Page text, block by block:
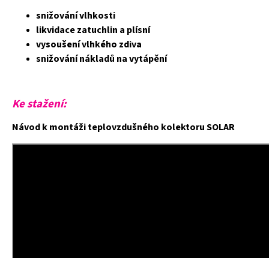
snižování vlhkosti
likvidace zatuchlin a plísní
vysoušení vlhkého zdiva
snižování nákladů na vytápění
Kestažení:
Návod k montáži teplovzdušného kolektoru SOLAR